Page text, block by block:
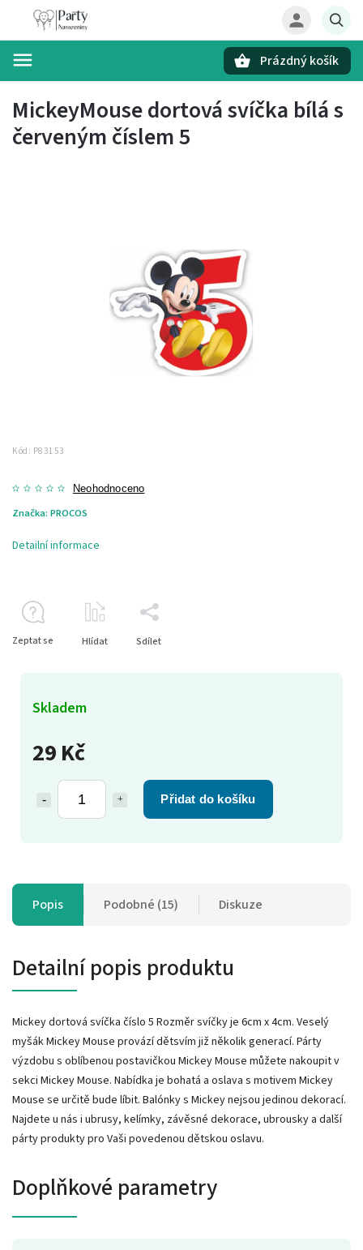
Prázdný košík
MickeyMouse dortová svíčka bílá s
červeným číslem 5
Kód: P83153
Neohodnoceno
Značka: PROCOS
29 Kč
Přidat do košíku
Skladem
Detailní informace
Zeptat se Hlídat Sdílet
Popis Podobné (15) Diskuze
Detailní popis produktu
Mickey dortová svíčka číslo 5 Rozměr svíčky je 6cm x 4cm. Veselý
myšák Mickey Mouse provází dětsvím již několik generací. Párty
výzdobu s oblíbenou postavičkou Mickey Mouse můžete nakoupit v
sekci Mickey Mouse. Nabídka je bohatá a oslava s motivem Mickey
Mouse se určitě bude líbit. Balónky s Mickey nejsou jedinou dekorací.
Najdete u nás i ubrusy, kelímky, závěsné dekorace, ubrousky a další
párty produkty pro Vaši povedenou dětskou oslavu.
Doplňkové parametry